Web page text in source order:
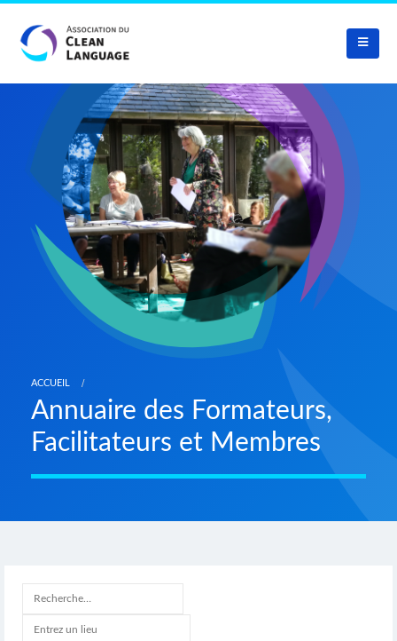
ACCUEIL
Annuaire des Formateurs,
Facilitateurs et Membres